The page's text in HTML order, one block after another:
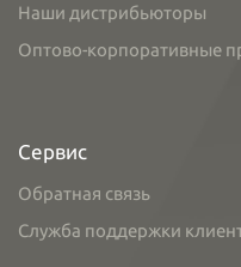
Наши дистрибьюторы
Оптово-корпоративные
Сервис
Обратная связь
Служба поддержки